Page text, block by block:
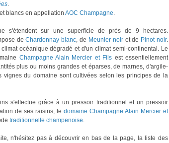
.
blancs en appellation AOC Champagne.
s'étendent sur une superficie de près de 9 hectares.
deChardonnay blanc, de Meunier noiret de Pinot noir.
océanique dégradé et d'un climat semi-continental. Le
Champagne Alain Mercier et Fils est essentiellement
plus ou moins grandes et éparses, de marnes, d'argile-
vignes du domaine sont cultivées selon les principes de la
s'effectue grâce à un pressoir traditionnel et un pressoir
de ses raisins, le domaine Champagne Alain Mercier et
traditionnelle champenoise.
n'hésitez pas à découvrir en bas de la page, la liste des